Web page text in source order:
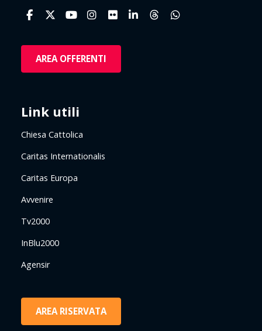
AREA OFFERENTI
Link utili
Chiesa Cattolica
Caritas Internationalis
Caritas Europa
Avvenire
Tv2000
InBlu2000
Agensir
AREA RISERVATA